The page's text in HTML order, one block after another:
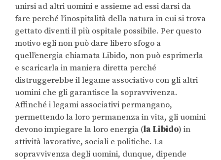
unirsi ad altri uomini e assieme ad essi darsi da
fare perché l’inospitalità della natura in cui si trova
gettato diventi il più ospitale possibile. Per questo
motivo egli non può dare libero sfogo a
quell’energia chiamata Libido, non può esprimerla
e scaricarla in maniera diretta perché
distruggerebbe il legame associativo con gli altri
uomini che gli garantisce la sopravvivenza.
Affinché i legami associativi permangano,
permettendo la loro permanenza in vita, gli uomini
devono impiegare la loro energia (la Libido) in
attività lavorative, sociali e politiche. La
sopravvivenza degli uomini, dunque, dipende